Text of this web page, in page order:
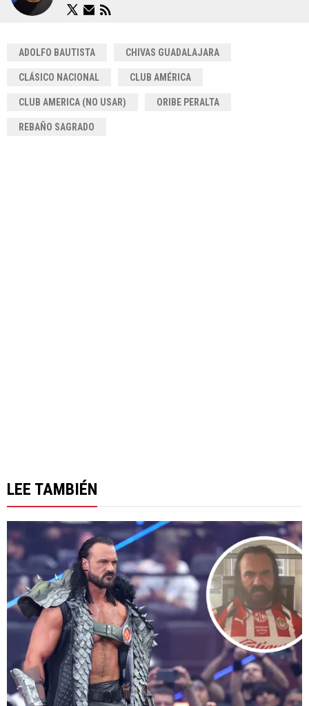
ADOLFO BAUTISTA CHIVAS GUADALAJARA
CLÁSICO NACIONAL CLUB AMÉRICA
CLUB AMERICA (NO USAR) ORIBE PERALTA
REBAÑO SAGRADO
LEE TAMBIÉN